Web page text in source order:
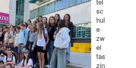
sc
hul
e
zw
ei
fas
zin